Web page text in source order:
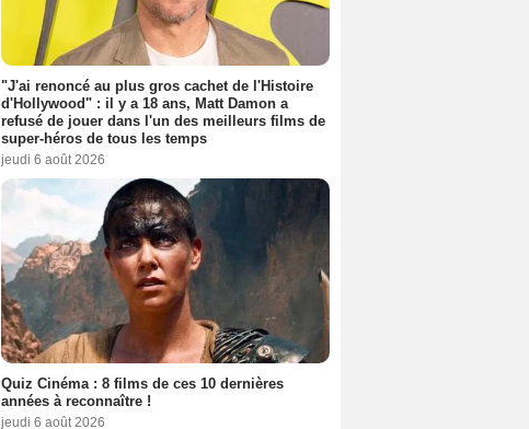
"J'ai renoncé au plus gros cachet de l'Histoire
d'Hollywood" : il y a 18 ans, Matt Damon a
refusé de jouer dans l'un des meilleurs films de
super-héros de tous les temps
jeudi 6 août 2026
Quiz Cinéma : 8 films de ces 10 dernières
années à reconnaître !
jeudi 6 août 2026